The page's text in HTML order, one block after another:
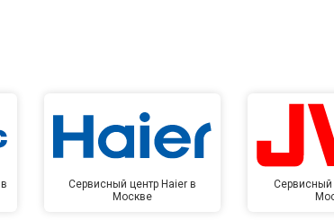
Сервисный центр Haier в
Москве
Сервисный